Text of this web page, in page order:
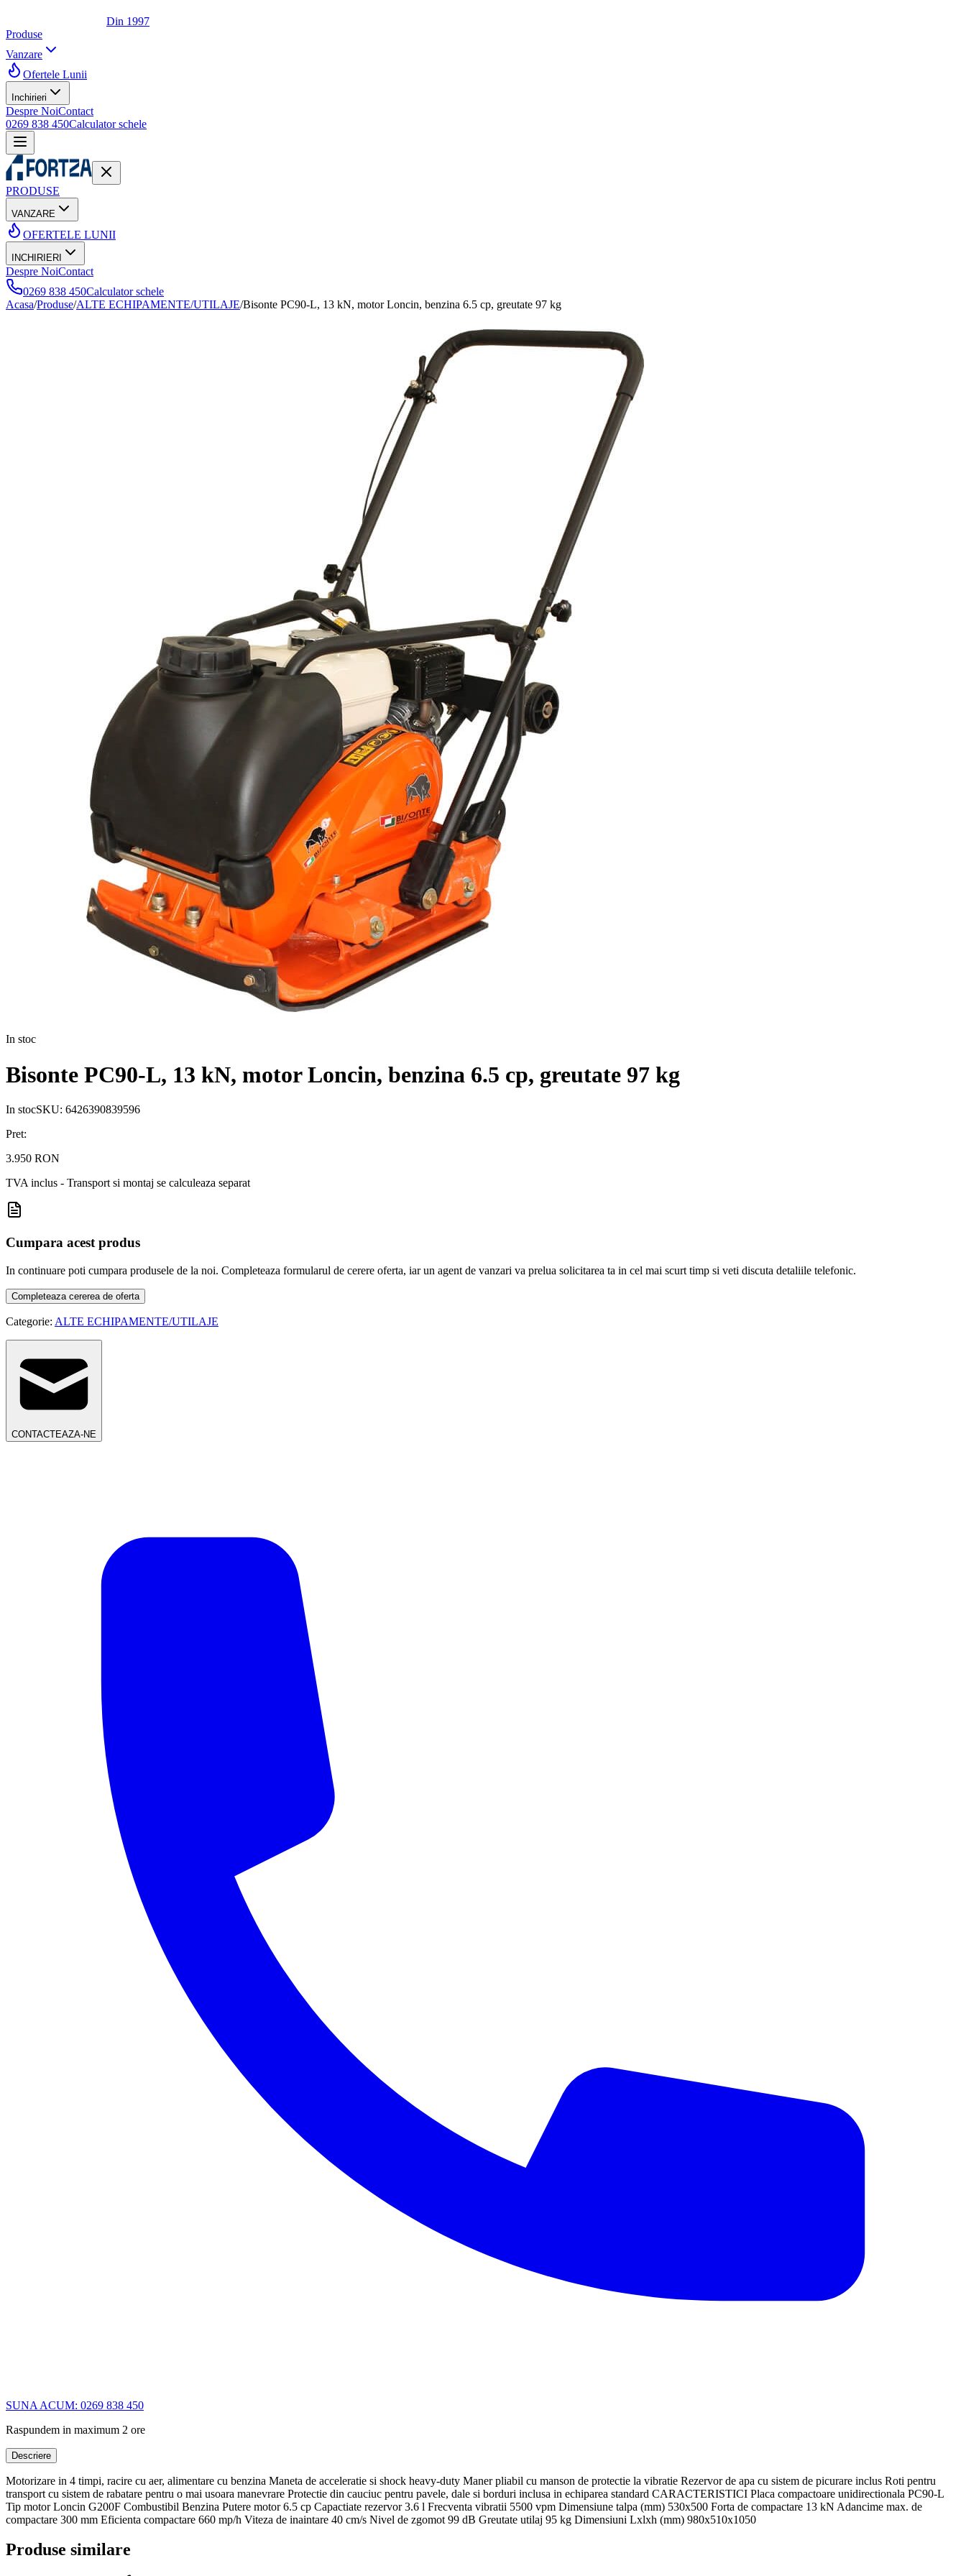
Din 1997
Produse
Vanzare
Ofertele Lunii
Inchirieri
Despre NoiContact
0269 838 450Calculator schele
PRODUSE
VANZARE
OFERTELE LUNII
INCHIRIERI
Despre NoiContact
0269 838 450Calculator schele
Acasa/Produse/ALTE ECHIPAMENTE/UTILAJE/Bisonte PC90-L, 13 kN, motor Loncin, benzina 6.5 cp, greutate 97 kg
In stoc
Bisonte PC90-L, 13 kN, motor Loncin, benzina 6.5 cp, greutate 97 kg
In stocSKU: 6426390839596
Pret:
3.950 RON
TVA inclus - Transport si montaj se calculeaza separat
Cumpara acest produs
In continuare poti cumpara produsele de la noi. Completeaza formularul de cerere oferta, iar un agent de vanzari va prelua solicitarea ta in cel mai scurt timp si veti discuta detaliile telefonic.
Completeaza cererea de oferta
Categorie: ALTE ECHIPAMENTE/UTILAJE
CONTACTEAZA-NE
SUNA ACUM: 0269 838 450
Raspundem in maximum 2 ore
Descriere
Motorizare in 4 timpi, racire cu aer, alimentare cu benzina Maneta de acceleratie si shock heavy-duty Maner pliabil cu manson de protectie la vibratie Rezervor de apa cu sistem de picurare inclus Roti pentru
transport cu sistem de rabatare pentru o mai usoara manevrare Protectie din cauciuc pentru pavele, dale si borduri inclusa in echiparea standard CARACTERISTICI Placa compactoare unidirectionala PC90-L
Tip motor Loncin G200F Combustibil Benzina Putere motor 6.5 cp Capactiate rezervor 3.6 l Frecventa vibratii 5500 vpm Dimensiune talpa (mm) 530x500 Forta de compactare 13 kN Adancime max. de
compactare 300 mm Eficienta compactare 660 mp/h Viteza de inaintare 40 cm/s Nivel de zgomot 99 dB Greutate utilaj 95 kg Dimensiuni Lxlxh (mm) 980x510x1050
Produse similare